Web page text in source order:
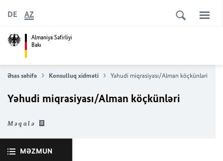
Almaniya Səfirliyi
Bakı
DE AZ
Əsas səhifə Konsulluq xidməti Yəhudi miqrasiyası/Alman köçkünləri
Yəhudi miqrasiyası/Alman köçkünləri
Məqalə
MƏZMUN